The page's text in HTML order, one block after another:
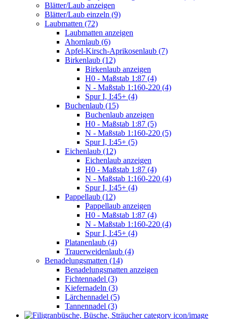
Blätter/Laub anzeigen
Blätter/Laub einzeln (9)
Laubmatten (72)
Laubmatten anzeigen
Ahornlaub (6)
Apfel-Kirsch-Aprikosenlaub (7)
Birkenlaub (12)
Birkenlaub anzeigen
H0 - Maßstab 1:87 (4)
N - Maßstab 1:160-220 (4)
Spur I, I:45+ (4)
Buchenlaub (15)
Buchenlaub anzeigen
H0 - Maßstab 1:87 (5)
N - Maßstab 1:160-220 (5)
Spur I, I:45+ (5)
Eichenlaub (12)
Eichenlaub anzeigen
H0 - Maßstab 1:87 (4)
N - Maßstab 1:160-220 (4)
Spur I, I:45+ (4)
Pappellaub (12)
Pappellaub anzeigen
H0 - Maßstab 1:87 (4)
N - Maßstab 1:160-220 (4)
Spur I, I:45+ (4)
Platanenlaub (4)
Trauerweidenlaub (4)
Benadelungsmatten (14)
Benadelungsmatten anzeigen
Fichtennadel (3)
Kiefernadeln (3)
Lärchennadel (5)
Tannennadel (3)